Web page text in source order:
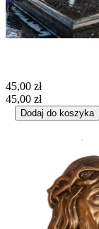
45,00 zł
45,00 zł
Dodaj do koszyka